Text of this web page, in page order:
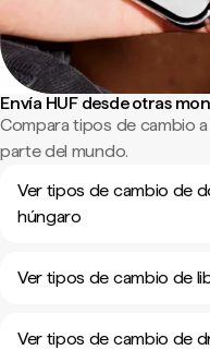
Envía HUF desde otras
Compara tipos de cambio
parte del mundo.
Ver tipos de cambio de
húngaro
Ver tipos de cambio de
Ver tipos de cambio de